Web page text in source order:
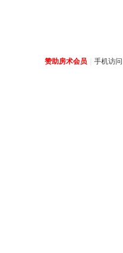
赞助房术会员 手机访问